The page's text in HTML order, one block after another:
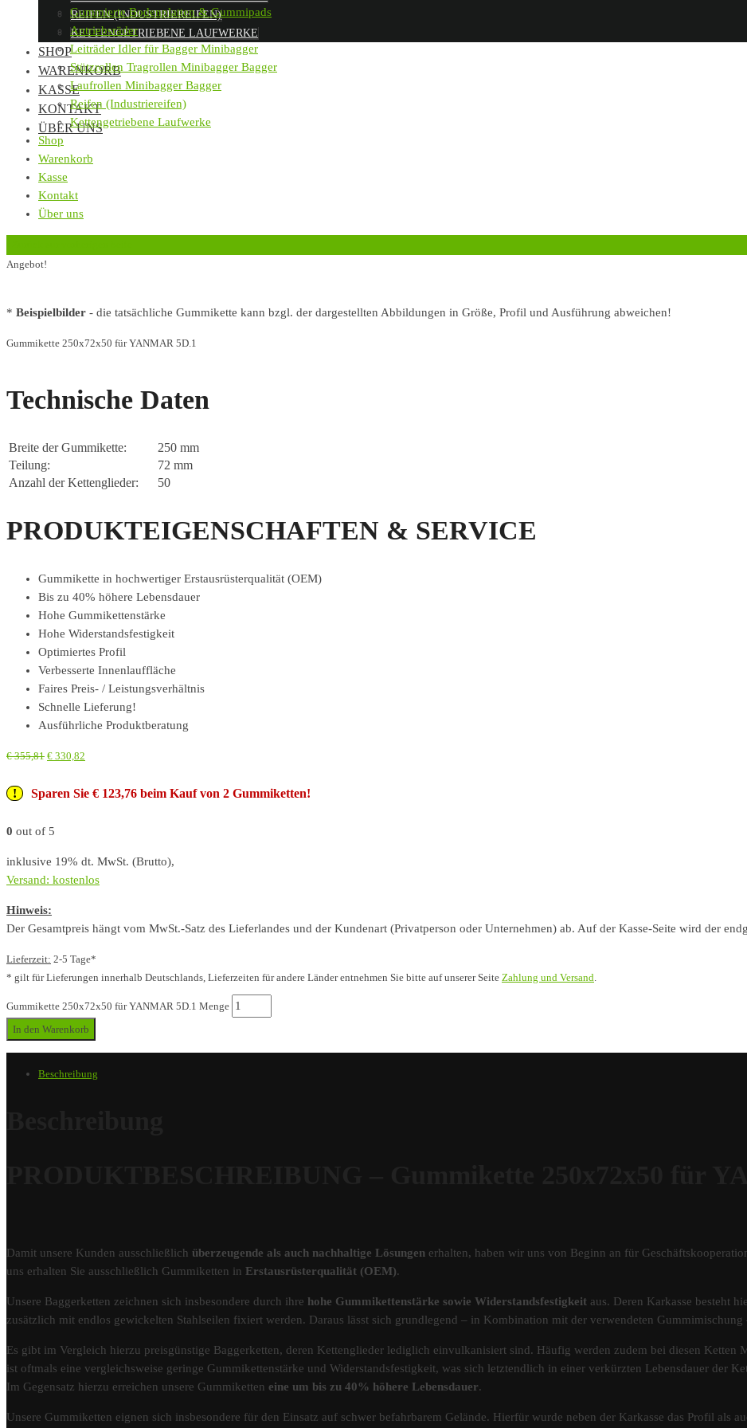
REIFEN (INDUSTRIEREIFEN)
KETTENGETRIEBENE LAUFWERKE
SHOP
WARENKORB
KASSE
KONTAKT
ÜBER UNS
Gummierte Bodenplatten & Gummipads
Antriebsräder
Leiträder Idler für Bagger Minibagger
Stützrollen Tragrollen Minibagger Bagger
Laufrollen Minibagger Bagger
Reifen (Industriereifen)
Kettengetriebene Laufwerke
Shop
Warenkorb
Kasse
Kontakt
Über uns
Angebot!
* Beispielbilder - die tatsächliche Gummikette kann bzgl. der dargestellten Abbildungen in Größe, Profil und Ausführung abweichen!
Gummikette 250x72x50 für YANMAR 5D.1
Technische Daten
Breite der Gummikette:
250 mm
Teilung:
72 mm
Anzahl der Kettenglieder:
50
PRODUKTEIGENSCHAFTEN & SERVICE
Gummikette in hochwertiger Erstausrüsterqualität (OEM)
Bis zu 40% höhere Lebensdauer
Hohe Gummikettenstärke
Hohe Widerstandsfestigkeit
Optimiertes Profil
Verbesserte Innenlauffläche
Faires Preis- / Leistungsverhältnis
Schnelle Lieferung!
Ausführliche Produktberatung
€355,81 € 330,82
Sparen Sie € 123,76 beim Kauf von 2 Gummiketten!
0 out of 5
inklusive 19% dt. MwSt. (Brutto),
Versand: kostenlos
Hinweis:
Der Gesamtpreis hängt vom MwSt.-Satz des Lieferlandes und der Kundenart (Privatperson oder Unternehmen) ab. Auf der Kasse-Seite wird der
Lieferzeit: 2-5 Tage*
* gilt für Lieferungen innerhalb Deutschlands, Lieferzeiten für andere Länder entnehmen Sie bitte auf unserer Seite Zahlung und Versand
Gummikette 250x72x50 für YANMAR 5D.1 Menge
In den Warenkorb
Beschreibung
Damit unsere Kunden ausschließlich überzeugende als auch nachhaltige Lösungen erhalten, haben wir uns von Beginn an für
uns erhalten Sie ausschließlich Gummiketten in Erstausrüsterqualität (OEM).
Unsere Baggerketten zeichnen sich insbesondere durch ihre hohe Gummikettenstärke sowie Widerstandsfestigkeit aus. Deren Karkasse besteht
zusätzlich mit endlos gewickelten Stahlseilen fixiert werden. Daraus lässt sich grundlegend – in Kombination mit der verwendeten Gummimischung
Es gibt im Vergleich hierzu preisgünstige Baggerketten, deren Kettenglieder lediglich einvulkanisiert sind. Häufig werden zudem bei diesen Ketten
ist oftmals eine vergleichsweise geringe Gummikettenstärke und Widerstandsfestigkeit, was sich letztendlich in einer verkürzten Lebensdauer der
Im Gegensatz hierzu erreichen unsere Gummiketten eine um bis zu 40% höhere Lebensdauer.
Unsere Gummiketten eignen sich insbesondere für den Einsatz auf schwer befahrbarem Gelände. Hierfür wurde neben der Karkasse das Profil als